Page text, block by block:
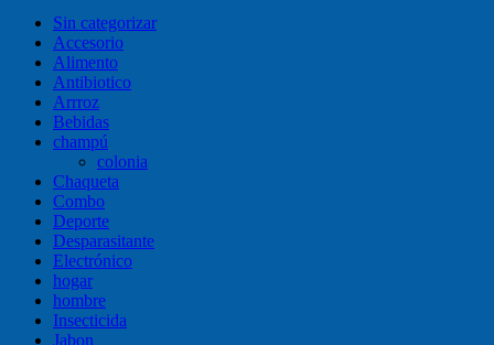
Sin categorizar
Accesorio
Alimento
Antibiotico
Arrroz
Bebidas
champú
colonia
Chaqueta
Combo
Deporte
Desparasitante
Electrónico
hogar
hombre
Insecticida
Jabon